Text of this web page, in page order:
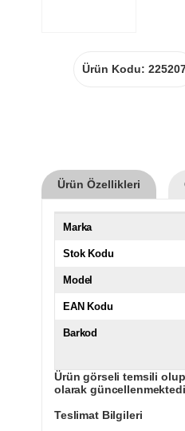
Ürün Kodu:
Ürün Özellikleri
Marka
Stok Kodu
Model
EAN Kodu
Barkod
Ürün görseli temsili
olarak
Teslimat Bilgileri